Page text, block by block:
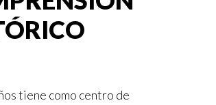
tiene como centro de